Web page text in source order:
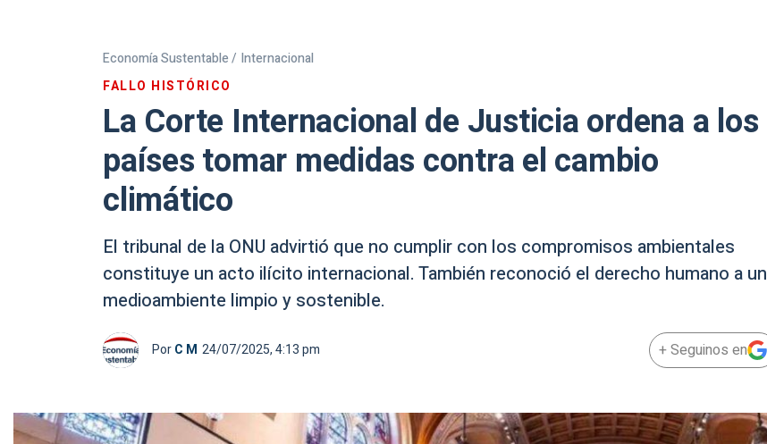
Economía Sustentable / Internacional
FALLO HISTÓRICO
La Corte Internacional de Justicia ordena a los
países tomar medidas contra el cambio
climático
El tribunal de la ONU advirtió que no cumplir con los compromisos ambientales
constituye un acto ilícito internacional. También reconoció el derecho humano a un
medioambiente limpio y sostenible.
PorC M 24/07/2025, 4:13 pm + Seguinos en